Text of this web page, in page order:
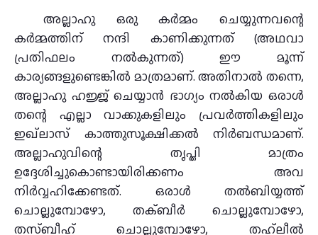
അല്ലാഹു ഒരു കർമ്മം ചെയ്യുന്നവന്റെ
കർമ്മത്തിന് നന്ദി കാണിക്കുന്നത് (അഥവാ
പ്രതിഫലം നൽകുന്നത്) ഈ മൂന്ന്
കാര്യങ്ങളുണ്ടെങ്കിൽ മാത്രമാണ്. അതിനാൽ തന്നെ,
അല്ലാഹു ഹജ്ജ് ചെയ്യാൻ ഭാഗ്യം നൽകിയ ഒരാൾ
തന്റെ എല്ലാ വാക്കുകളിലും പ്രവർത്തികളിലും
ഇഖ്‌ലാസ് കാത്തുസൂക്ഷിക്കൽ നിർബന്ധമാണ്.
അല്ലാഹുവിന്റെ തൃപ്തി മാത്രം
ഉദ്ദേശിച്ചുകൊണ്ടായിരിക്കണം അവ
നിർവ്വഹിക്കേണ്ടത്. ഒരാൾ തൽബിയ്യത്ത്
ചൊല്ലുമ്പോഴോ, തക്ബീർ ചൊല്ലുമ്പോഴോ,
തസ്ബീഹ് ചൊല്ലുമ്പോഴോ, തഹ്‌ലീൽ